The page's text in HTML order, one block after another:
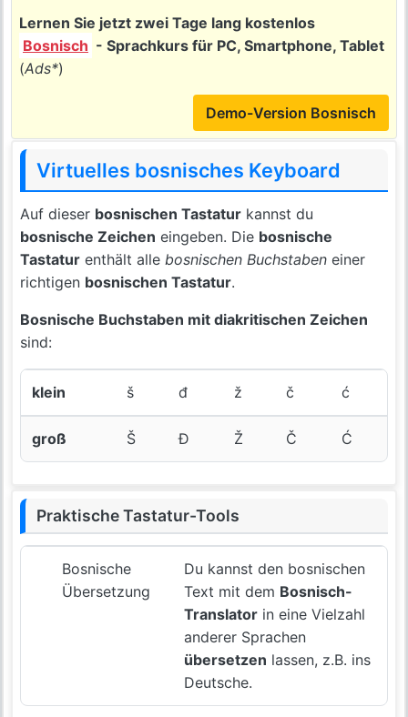
Lernen Sie jetzt zwei Tage lang kostenlos
Bosnisch - Sprachkurs für PC, Smartphone, Tablet
(Ads*)
Demo-Version Bosnisch
Virtuelles bosnisches Keyboard
Auf dieser bosnischen Tastatur kannst du
bosnische Zeichen eingeben. Die bosnische
Tastatur enthält alle bosnischen Buchstaben einer
richtigen bosnischen Tastatur.
Bosnische Buchstaben mit diakritischen Zeichen
sind:
klein š đ ž č ć
groß Š Đ Ž Č Ć
Praktische Tastatur-Tools
Bosnische
Übersetzung
Du kannst den bosnischen
Text mit dem Bosnisch-
Translator in eine Vielzahl
anderer Sprachen
übersetzen lassen, z.B. ins
Deutsche.